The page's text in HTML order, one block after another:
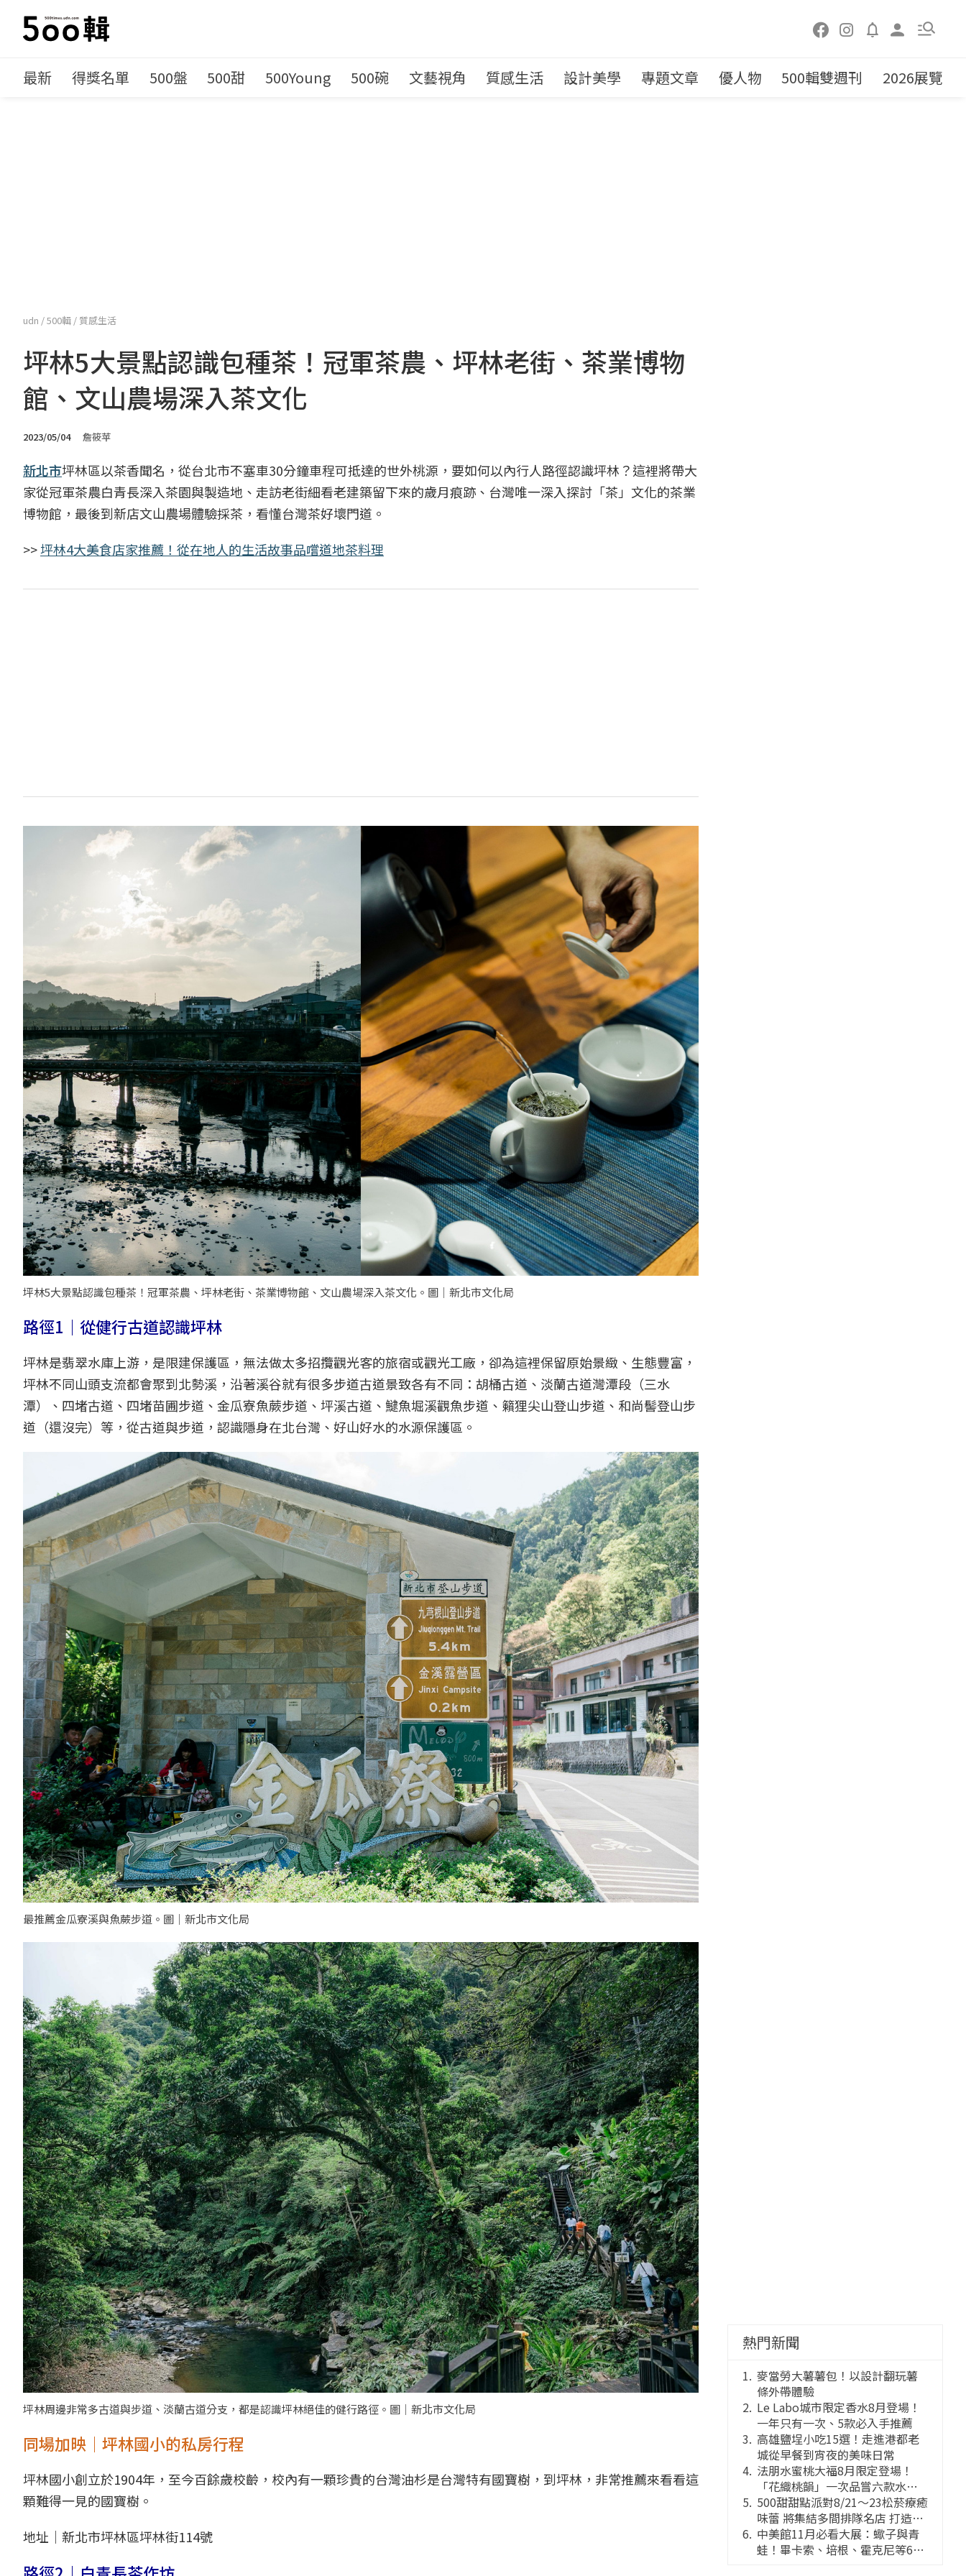
最新 得獎名單 500盤 500甜 500Young 500碗 文藝視角 質感生活 設計美學 專題文章 優人物 500輯雙週刊 2026展覽
udn /500輯 / 質感生活
坪林5大景點認識包種茶！冠軍茶農、坪林老街、茶業博物
館、文山農場深入茶文化
2023/05/04 詹筱苹
新北市坪林區以茶香聞名，從台北市不塞車30分鐘車程可抵達的世外桃源，要如何以內行人路徑認識坪林？這裡將帶大
家從冠軍茶農白青長深入茶園與製造地、走訪老街細看老建築留下來的歲月痕跡、台灣唯一深入探討「茶」文化的茶業
博物館，最後到新店文山農場體驗採茶，看懂台灣茶好壞門道。
>>坪林4大美食店家推薦！從在地人的生活故事品嚐道地茶料理
坪林5大景點認識包種茶！冠軍茶農、坪林老街、茶業博物館、文山農場深入茶文化。圖｜新北市文化局
路徑1｜從健行古道認識坪林
坪林是翡翠水庫上游，是限建保護區，無法做太多招攬觀光客的旅宿或觀光工廠，卻為這裡保留原始景緻、生態豐富，
坪林不同山頭支流都會聚到北勢溪，沿著溪谷就有很多步道古道景致各有不同：胡桶古道、淡蘭古道灣潭段（三水
潭）、四堵古道、四堵苗圃步道、金瓜寮魚蕨步道、坪溪古道、𩻸魚堀溪觀魚步道、籟狸尖山登山步道、和尚髻登山步
道（還沒完）等，從古道與步道，認識隱身在北台灣、好山好水的水源保護區。
最推薦金瓜寮溪與魚蕨步道。圖｜新北市文化局
坪林周邊非常多古道與步道、淡蘭古道分支，都是認識坪林絕佳的健行路徑。圖｜新北市文化局
同場加映｜坪林國小的私房行程
坪林國小創立於1904年，至今百餘歲校齡，校內有一顆珍貴的台灣油杉是台灣特有國寶樹，到坪林，非常推薦來看看這
顆難得一見的國寶樹。
地址｜新北市坪林區坪林街114號
熱門新聞
麥當勞大薯薯包！以設計翻玩薯
條外帶體驗
Le Labo城市限定香水8月登場！
一年只有一次、5款必入手推薦
高雄鹽埕小吃15選！走進港都老
城從早餐到宵夜的美味日常
法朋水蜜桃大福8月限定登場！
「花織桃韻」一次品嘗六款水蜜
桃花果大福
500甜甜點派對8/21～23松菸療癒
味蕾 將集結多間排隊名店 打造靈
感創意的舞台
中美館11月必看大展：蠍子與青
蛙！畢卡索、培根、霍克尼等66